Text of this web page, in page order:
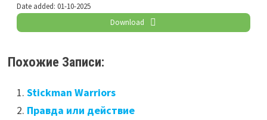
Date added: 01-10-2025
Download
Похожие Записи:
Stickman Warriors
Правда или действие